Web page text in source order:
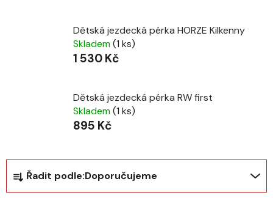
Dětská jezdecká pérka HORZE Kilkenny
Skladem(1 ks)
1 530 Kč
Dětská jezdecká pérka RW first
Skladem(1 ks)
895 Kč
a
Řadit podle:Doporučujeme